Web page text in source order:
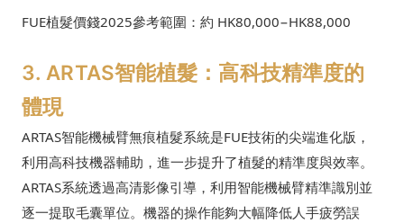
FUE植髮價錢2025參考範圍：約 HK80,000−HK88,000
3. ARTAS智能植髮：高科技精準度的
體現
ARTAS智能機械臂無痕植髮系統是FUE技術的尖端進化版，
利用高科技機器輔助，進一步提升了植髮的精準度與效率。
ARTAS系統透過高清影像引導，利用智能機械臂精準識別並
逐一提取毛囊單位。機器的操作能夠大幅降低人手疲勞誤